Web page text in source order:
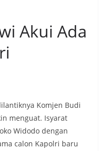
Akui Ada
Komjen Budi
menguat. Isyarat
Widodo dengan
calon Kapolri baru